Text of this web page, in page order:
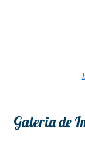
Galeria de